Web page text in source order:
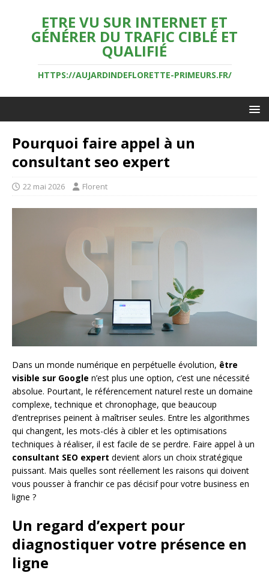
ETRE VU SUR INTERNET ET
GÉNÉRER DU TRAFIC CIBLÉ ET
QUALIFIÉ
HTTPS://AUJARDINDEFLORETTE-PRIMEURS.FR/
Pourquoi faire appel à un
consultant seo expert
22 mai 2026 Florent
Dans un monde numérique en perpétuelle évolution, être
visible sur Google n’est plus une option, c’est une nécessité
absolue. Pourtant, le référencement naturel reste un domaine
complexe, technique et chronophage, que beaucoup
d’entreprises peinent à maîtriser seules. Entre les algorithmes
qui changent, les mots-clés à cibler et les optimisations
techniques à réaliser, il est facile de se perdre. Faire appel à un
consultant SEO expert devient alors un choix stratégique
puissant. Mais quelles sont réellement les raisons qui doivent
vous pousser à franchir ce pas décisif pour votre business en
ligne ?
Un regard d’expert pour
diagnostiquer votre présence en
ligne